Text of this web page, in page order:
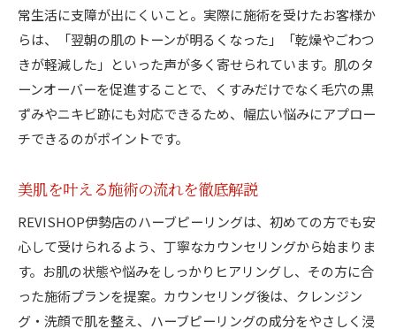
常生活に支障が出にくいこと。実際に施術を受けたお客様か
らは、「翌朝の肌のトーンが明るくなった」「乾燥やごわつ
きが軽減した」といった声が多く寄せられています。肌のタ
ーンオーバーを促進することで、くすみだけでなく毛穴の黒
ずみやニキビ跡にも対応できるため、幅広い悩みにアプロー
チできるのがポイントです。
美肌を叶える施術の流れを徹底解説
REVISHOP伊勢店のハーブピーリングは、初めての方でも安
心して受けられるよう、丁寧なカウンセリングから始まりま
す。お肌の状態や悩みをしっかりヒアリングし、その方に合
った施術プランを提案。カウンセリング後は、クレンジン
グ・洗顔で肌を整え、ハーブピーリングの成分をやさしく浸